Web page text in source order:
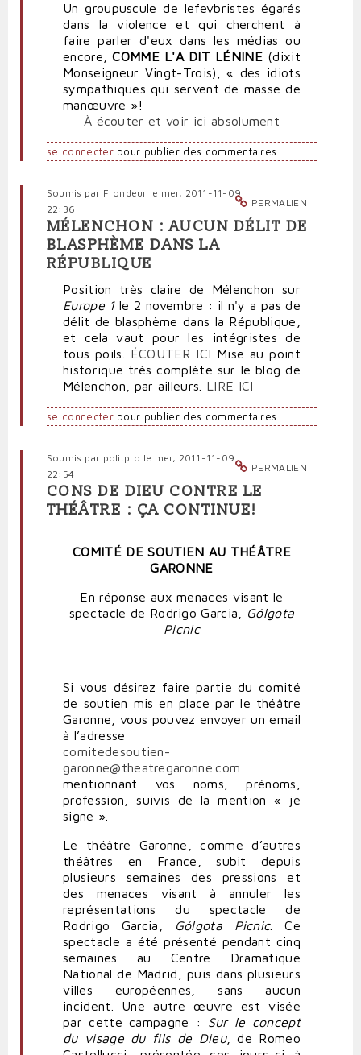
Un groupuscule de lefevbristes égarés
dans la violence et qui cherchent à
faire parler d'eux dans les médias ou
encore,COMME L'A DIT LÉNINE (dixit
Monseigneur Vingt-Trois), « des idiots
sympathiques qui servent de masse de
manœuvre »!
À écouter et voir ici absolument
se connecterpour publier des commentaires
PERMALIEN
Soumis par Frondeur le mer, 2011-11-09
22:36
MÉLENCHON : AUCUN DÉLIT DE
BLASPHÈME DANS LA
RÉPUBLIQUE
Position très claire de Mélenchon sur
Europe 1le 2 novembre : il n'y a pas de
délit de blasphème dans la République,
et cela vaut pour les intégristes de
tous poils. ÉCOUTER ICI Mise au point
historique très complète sur le blog de
Mélenchon, par ailleurs. LIRE ICI
se connecterpour publier des commentaires
PERMALIEN
Soumis par politpro le mer, 2011-11-09
22:54
CONS DE DIEU CONTRE LE
THÉÂTRE : ÇA CONTINUE!
COMITÉ DE SOUTIEN AU THÉÂTRE
GARONNE
En réponse aux menaces visant le
spectacle de Rodrigo Garcia,
Gólgota
Picnic
Si vous désirez faire partie du comité
de soutien mis en place par le théâtre
Garonne, vous pouvez envoyer un email
à l’adresse
comitedesoutien-
garonne@theatregaronne.com
mentionnant vos noms, prénoms,
profession, suivis de la mention « je
signe ».
Le théâtre Garonne, comme d’autres
théâtres en France, subit depuis
plusieurs semaines des pressions et
des menaces visant à annuler les
représentations du spectacle de
Rodrigo Garcia,
Gólgota Picnic. Ce
spectacle a été présenté pendant cinq
semaines au Centre Dramatique
National de Madrid, puis dans plusieurs
villes européennes, sans aucun
incident. Une autre œuvre est visée
par cette campagne : Sur le concept
du visage du fils de Dieu, de Romeo